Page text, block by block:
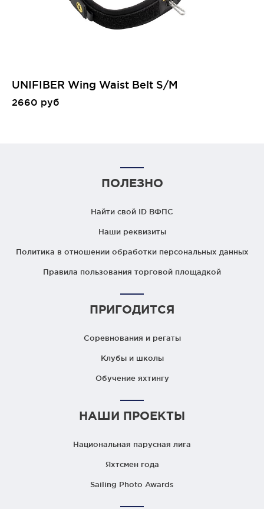
UNIFIBER Wing Waist Belt S/M
2660 руб
ПОЛЕЗНО
Найти свой ID ВФПС
Наши реквизиты
Политика в отношении обработки персональных данных
Правила пользования торговой площадкой
ПРИГОДИТСЯ
Соревнования и регаты
Клубы и школы
Обучение яхтингу
НАШИ ПРОЕКТЫ
Национальная парусная лига
Яхтсмен года
Sailing Photo Awards